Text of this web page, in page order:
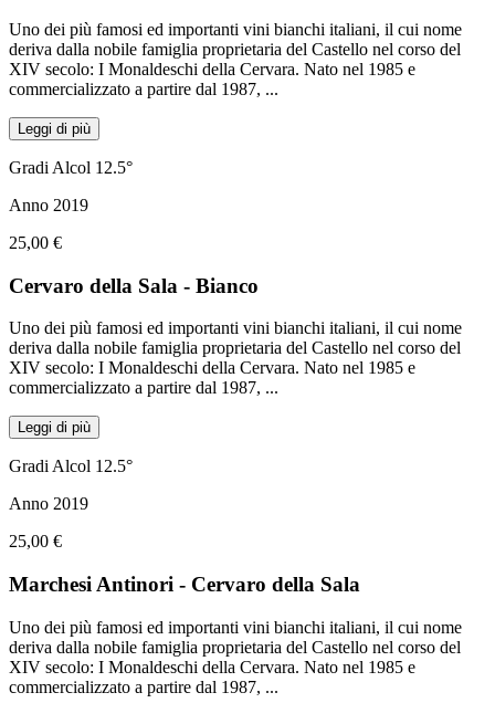
Uno dei più famosi ed importanti vini bianchi italiani, il cui nome
deriva dalla nobile famiglia proprietaria del Castello nel corso del
XIV secolo: I Monaldeschi della Cervara. Nato nel 1985 e
commercializzato a partire dal 1987, ...
Leggi di più
Gradi Alcol 12.5°
Anno 2019
25,00 €
Cervaro della Sala - Bianco
Uno dei più famosi ed importanti vini bianchi italiani, il cui nome
deriva dalla nobile famiglia proprietaria del Castello nel corso del
XIV secolo: I Monaldeschi della Cervara. Nato nel 1985 e
commercializzato a partire dal 1987, ...
Leggi di più
Gradi Alcol 12.5°
Anno 2019
25,00 €
Marchesi Antinori - Cervaro della Sala
Uno dei più famosi ed importanti vini bianchi italiani, il cui nome
deriva dalla nobile famiglia proprietaria del Castello nel corso del
XIV secolo: I Monaldeschi della Cervara. Nato nel 1985 e
commercializzato a partire dal 1987, ...